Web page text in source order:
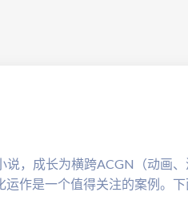
说，成长为横跨ACGN（动画
运作是一个值得关注的案例。